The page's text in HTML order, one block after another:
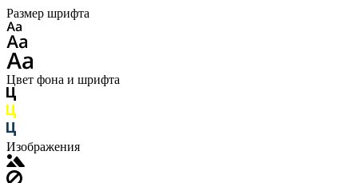
Размер шрифта
Цвет фона и шрифта
Изображения